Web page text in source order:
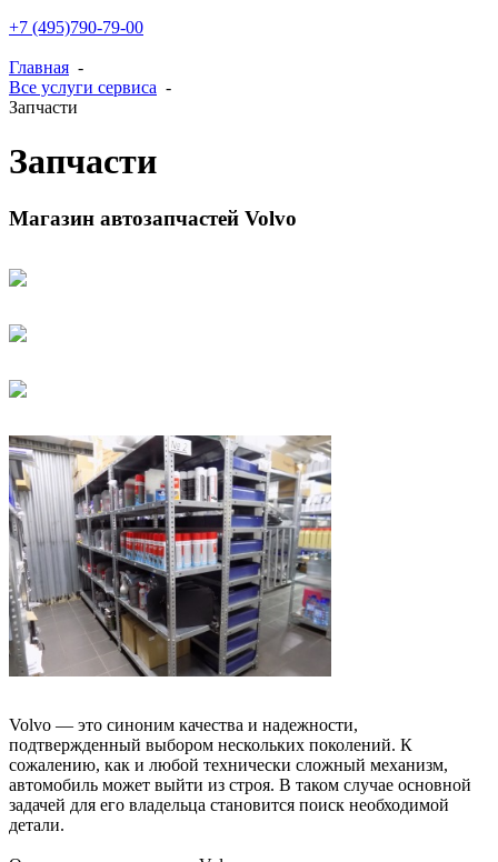
+7 (495)790-79-00
Главная -
Все услуги сервиса -
Запчасти
Запчасти
Магазин автозапчастей Volvo
Volvo — это синоним качества и надежности,
подтвержденный выбором нескольких поколений. К
сожалению, как и любой технически сложный механизм,
автомобиль может выйти из строя. В таком случае основной
задачей для его владельца становится поиск необходимой
детали.